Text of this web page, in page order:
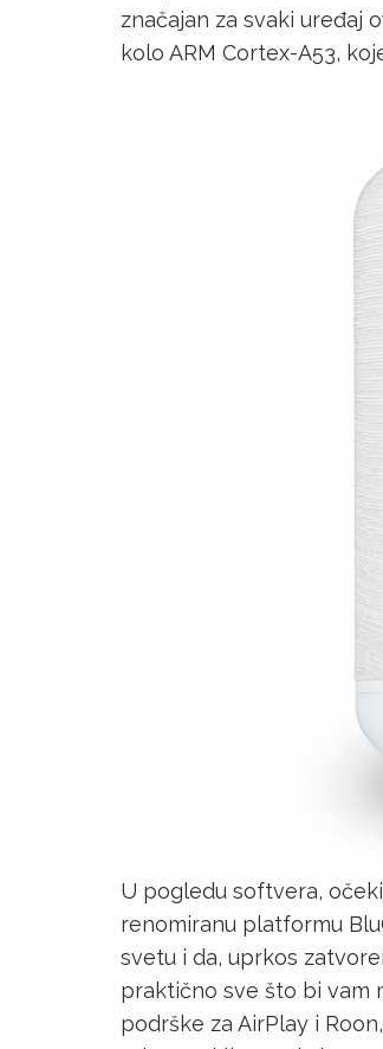
značajan za svaki uređaj
kolo ARM Cortex-A53,
U pogledu softvera,
renomiranu platformu
svetu i da, uprkos
praktično sve što bi vam
podrške za AirPlay i